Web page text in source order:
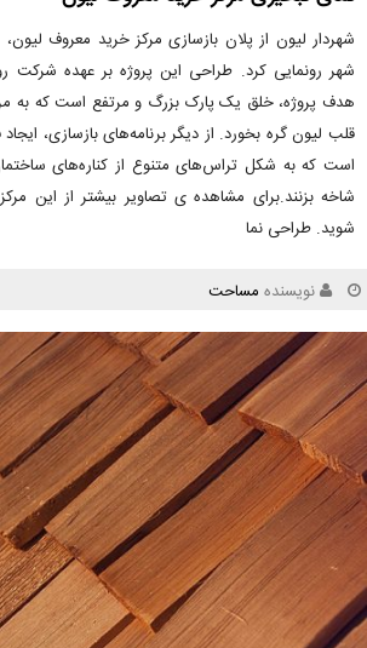
هدف پروژه، خلق یک پارک بزرگ و مرتفع است که به
قلب لیون گره بخورد. از دیگر برنامه‌های بازسازی،
است که به شکل تراس‌های متنوع از کناره‌های
شاخه بزنند.برای مشاهده ی تصاویر بیشتر از این
شوید. طراحی نما
نویسنده مساحت